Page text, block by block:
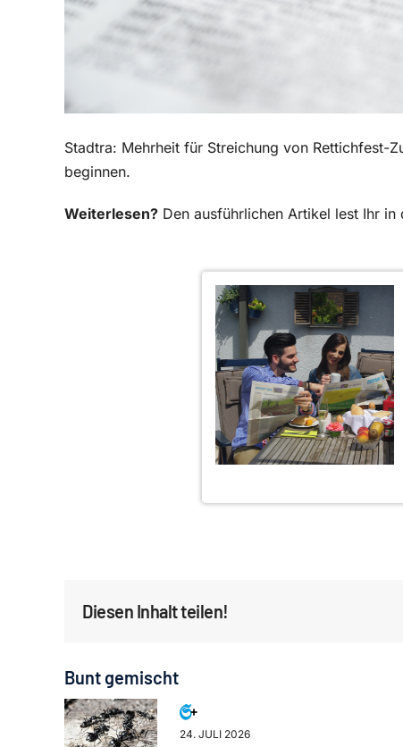
Stadtra: Mehrheit für Streichung von Rettichfest-
beginnen.
Weiterlesen? Den ausführlichen Artikel lest Ihr
Diesen Inhalt teilen!
Bunt gemischt
24. JULI 2026